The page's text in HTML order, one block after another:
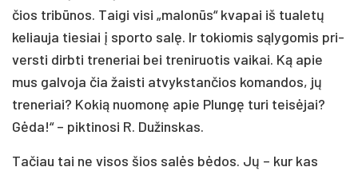
čios tri­bū­nos. Tai­gi vi­si „ma­lo­nūs“ kva­pai iš tua­le­tų
ke­liau­ja tie­siai į spor­to sa­lę. Ir to­kio­mis są­ly­go­mis pri­
vers­ti dirb­ti tre­ne­riai bei tre­ni­ruo­tis vai­kai. Ką apie
mus gal­vo­ja čia žais­ti at­vyks­tan­čios ko­man­dos, jų
tre­ne­riai? Ko­kią nuo­mo­nę apie Plun­gę tu­ri tei­sė­jai?
Gė­da!“ – pik­ti­no­si R. Du­žins­kas.
Ta­čiau tai ne vi­sos šios sa­lės bė­dos. Jų – kur kas